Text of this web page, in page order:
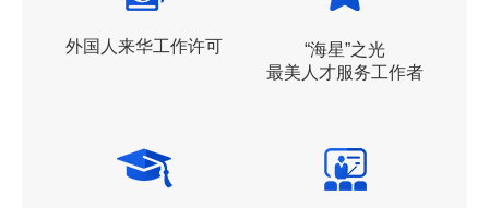
外国人来华工作许可
“海星”之光
最美人才服务工作者